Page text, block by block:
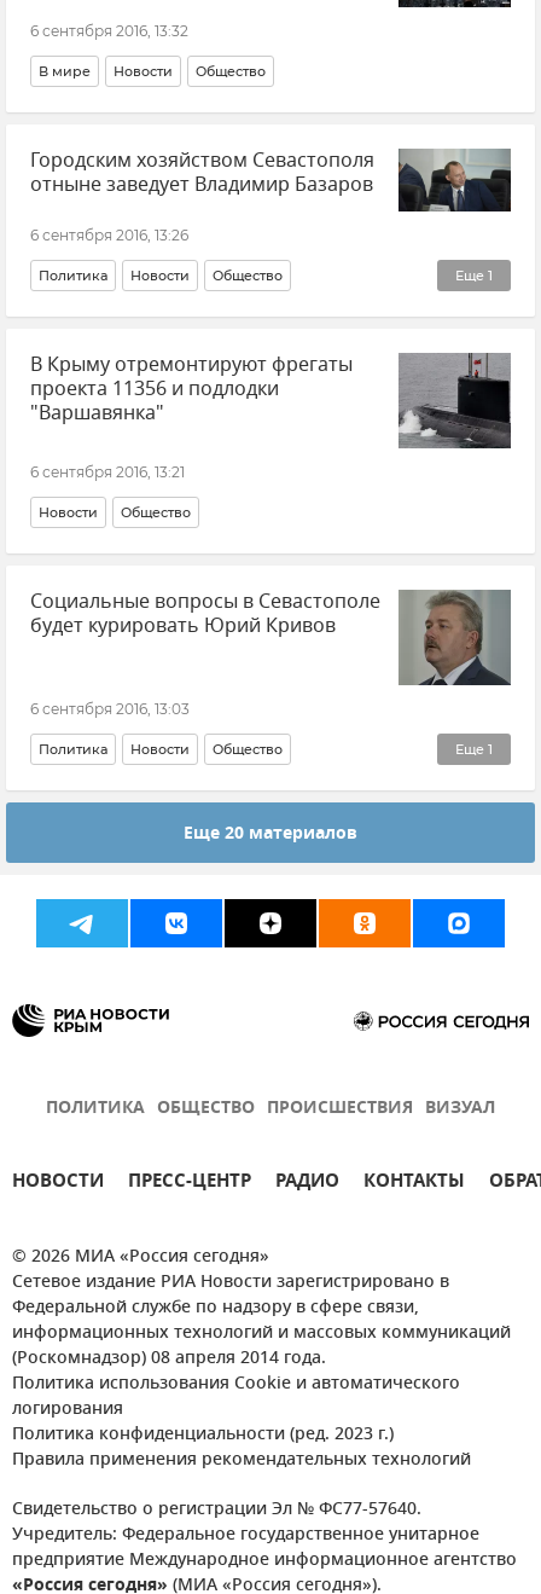
6 сентября 2016, 13:32
В мире Новости Общество
Городским хозяйством Севастополя
отныне заведует Владимир Базаров
6 сентября 2016, 13:26
Еще 1
Политика Новости Общество
Кадровые перестановки во властных структурах Крыма и Севастополя
В Крыму отремонтируют фрегаты
проекта 11356 и подлодки
"Варшавянка"
6 сентября 2016, 13:21
Новости Общество
Социальные вопросы в Севастополе
будет курировать Юрий Кривов
6 сентября 2016, 13:03
Еще 1
Политика Новости Общество
Кадровые перестановки во властных структурах Крыма и Севастополя
Еще 20 материалов
ПОЛИТИКА ОБЩЕСТВО ПРОИСШЕСТВИЯ ВИЗУАЛ
НОВОСТИ ПРЕСС-ЦЕНТР РАДИО КОНТАКТЫ
© 2026 МИА «Россия сегодня»
Сетевое издание РИА Новости зарегистрировано в
Федеральной службе по надзору в сфере связи,
информационных технологий и массовых коммуникаций
(Роскомнадзор) 08 апреля 2014 года.
Политика использования Cookie и автоматического
логирования
Политика конфиденциальности (ред. 2023 г.)
Правила применения рекомендательных технологий
Свидетельство о регистрации Эл № ФС77-57640.
Учредитель: Федеральное государственное унитарное
предприятие Международное информационное агентство
«Россия сегодня» (МИА «Россия сегодня»).